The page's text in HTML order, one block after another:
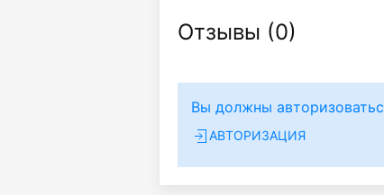
Отзывы (0)
Вы должны
АВТОРИЗАЦИЯ